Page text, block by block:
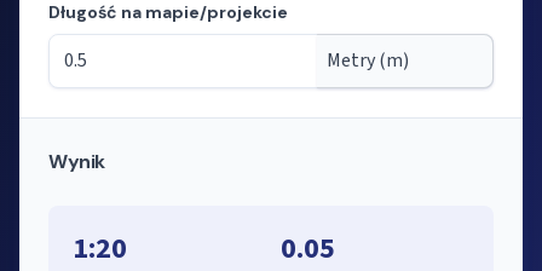
Tryb: obliczanie długości ze skali
Długość na mapie/projekcie
Wynik
1:20 0.05